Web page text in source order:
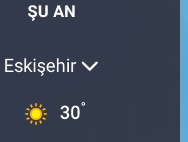
ŞU AN
Eskişehir
30°